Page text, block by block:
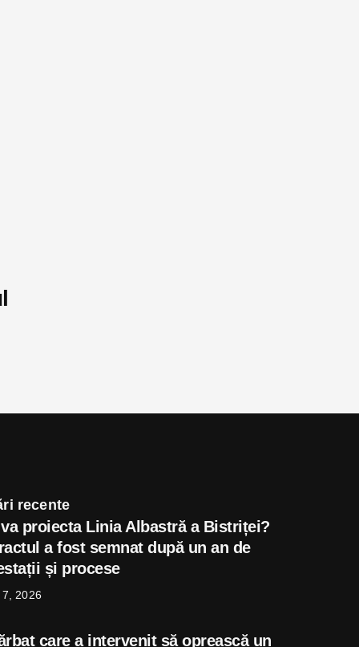
recente
proiecta Linia Albastră a Bistriței?
a fost semnat după un an de
și procese
2026
care a intervenit să oprească un